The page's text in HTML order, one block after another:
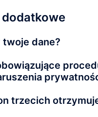
dane?
trzecich